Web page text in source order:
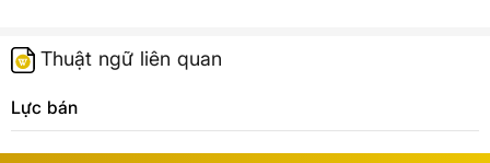
Thuật ngữ liên quan
Lực bán